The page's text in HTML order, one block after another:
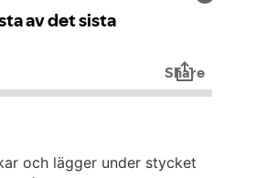
och lägger under stycket